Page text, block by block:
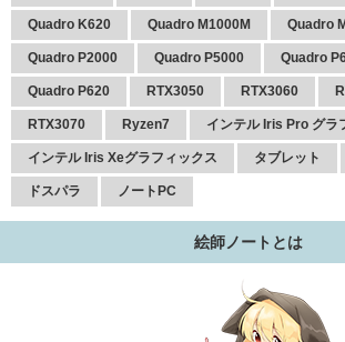
Quadro K620 Quadro M1000M Quadro
Quadro P2000 Quadro P5000 Quadro
Quadro P620 RTX3050 RTX3060
RTX3070 Ryzen7 インテル Iris Pro グラ
インテル Iris Xeグラフィックス タブレット
ドスパラ ノートPC
絵師ノートとは